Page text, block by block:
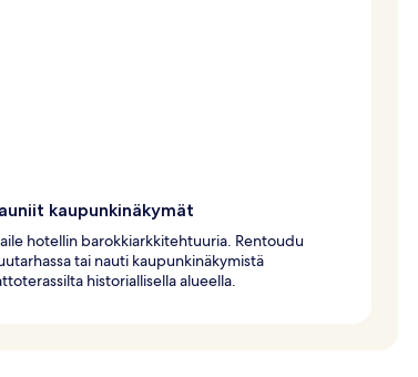
kaupunkinäkymät
hotellin barokkiarkkitehtuuria. Rentoudu
tai nauti kaupunkinäkymistä
historiallisella alueella.